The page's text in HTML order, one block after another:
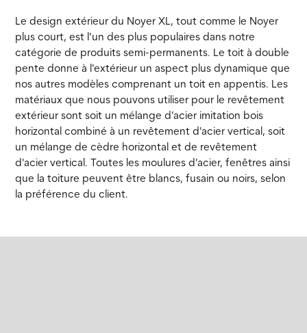
Le design extérieur du Noyer XL, tout comme le Noyer
plus court, est l'un des plus populaires dans notre
catégorie de produits semi-permanents. Le toit à double
pente donne à l'extérieur un aspect plus dynamique que
nos autres modèles comprenant un toit en appentis. Les
matériaux que nous pouvons utiliser pour le revêtement
extérieur sont soit un mélange d'acier imitation bois
horizontal combiné à un revêtement d'acier vertical, soit
un mélange de cèdre horizontal et de revêtement
d'acier vertical. Toutes les moulures d’acier, fenêtres ainsi
que la toiture peuvent être blancs, fusain ou noirs, selon
la préférence du client.